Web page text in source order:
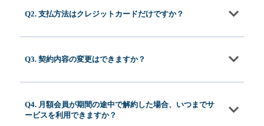
Q2. 支払方法はクレジットカードだけですか？
Q3. 契約内容の変更はできますか？
Q4. 月額会員が期間の途中で解約した場合、いつまでサ
ービスを利用できますか？